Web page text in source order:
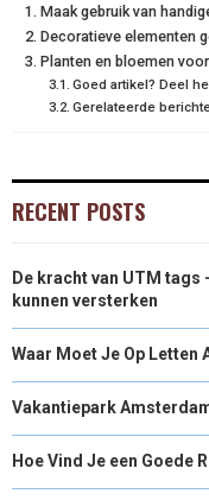
Maak gebruik van
Decoratieve elementen
Planten en bloemen
Goed artikel? Deel
Gerelateerde
RECENT POSTS
De kracht van UTM
kunnen versterken
Waar Moet Je Op Letten
Vakantiepark
Hoe Vind Je een Goede